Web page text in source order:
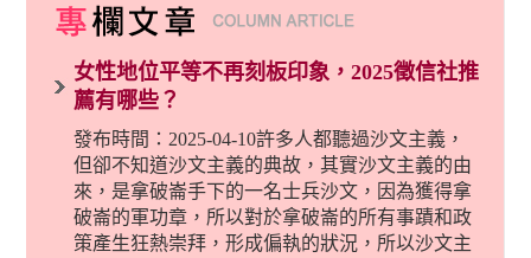
女性地位平等不再刻板印象，2025徵信社推
薦有哪些？
發布時間：2025-04-10許多人都聽過沙文主義，
但卻不知道沙文主義的典故，其實沙文主義的由
來，是拿破崙手下的一名士兵沙文，因為獲得拿
破崙的軍功章，所以對於拿破崙的所有事蹟和政
策產生狂熱崇拜，形成偏執的狀況，所以沙文主